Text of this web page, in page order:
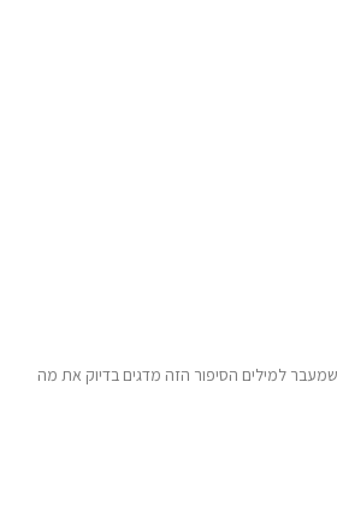
שמעבר למילים הסיפור הזה מדגים בדיוק את מה